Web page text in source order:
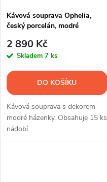
Kávová souprava Ophelia,
český porcelán, modré
2 890 Kč
Skladem 7 ks
DO KOŠÍKU
Kávová souprava s dekorem
modré házenky. Obsahuje 15 ks
nádobí.